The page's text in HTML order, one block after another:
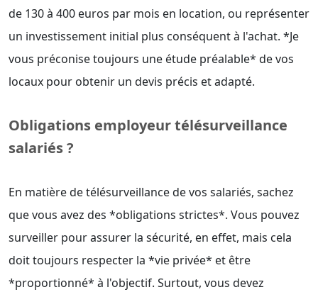
de 130 à 400 euros par mois en location, ou représenter
un investissement initial plus conséquent à l'achat. *Je
vous préconise toujours une étude préalable* de vos
locaux pour obtenir un devis précis et adapté.
Obligations employeur télésurveillance
salariés ?
En matière de télésurveillance de vos salariés, sachez
que vous avez des *obligations strictes*. Vous pouvez
surveiller pour assurer la sécurité, en effet, mais cela
doit toujours respecter la *vie privée* et être
*proportionné* à l'objectif. Surtout, vous devez